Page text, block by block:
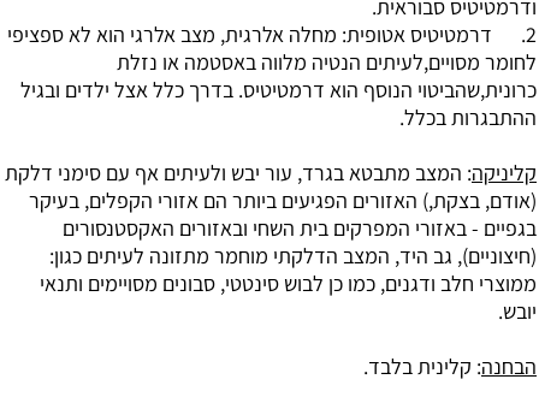
ודרמטיטיס סבוראית.
2. דרמטיטיס אטופית: מחלה אלרגית, מצב אלרגי הוא לא ספציפי
לחומר מסויים,לעיתים הנטיה מלווה באסטמה או נזלת
כרונית,שהביטוי הנוסף הוא דרמטיטיס. בדרך כלל אצל ילדים ובגיל
ההתבגרות בכלל.
קליניקה: המצב מתבטא בגרד, עור יבש ולעיתים אף עם סימני דלקת
(אודם, בצקת,) האזורים הפגיעים ביותר הם אזורי הקפלים, בעיקר
בגפיים - באזורי המפרקים בית השחי ובאזורים האקסטנסורים
(חיצוניים), גב היד, המצב הדלקתי מוחמר מתזונה לעיתים כגון:
ממוצרי חלב ודגנים, כמו כן לבוש סינטטי, סבונים מסויימים ותנאי
יובש.
הבחנה: קלינית בלבד.